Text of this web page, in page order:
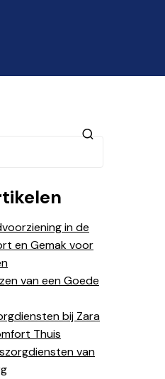
in de
en Gemak voor
van een Goede
bij Zara
Thuis
van